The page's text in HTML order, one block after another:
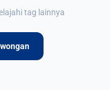
tag lainnya